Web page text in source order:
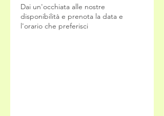
Dai un'occhiata alle nostre
disponibilità e prenota la data e
l'orario che preferisci